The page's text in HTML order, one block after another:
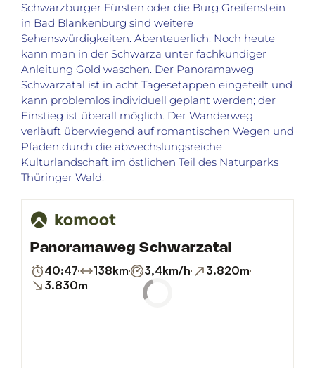
Schwarzburger Fürsten oder die Burg Greifenstein
in Bad Blankenburg sind weitere
Sehenswürdigkeiten. Abenteuerlich: Noch heute
kann man in der Schwarza unter fachkundiger
Anleitung Gold waschen. Der Panoramaweg
Schwarzatal ist in acht Tagesetappen eingeteilt und
kann problemlos individuell geplant werden; der
Einstieg ist überall möglich. Der Wanderweg
verläuft überwiegend auf romantischen Wegen und
Pfaden durch die abwechslungsreiche
Kulturlandschaft im östlichen Teil des Naturparks
Thüringer Wald.